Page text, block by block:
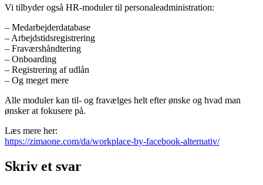
Vi tilbyder også HR-moduler til personaleadministration:
– Medarbejderdatabase
– Arbejdstidsregistrering
– Fraværshåndtering
– Onboarding
– Registrering af udlån
– Og meget mere
Alle moduler kan til- og fravælges helt efter ønske og hvad man
ønsker at fokusere på.
Læs mere her:
https://zimaone.com/da/workplace-by-facebook-alternativ/
Skriv et svar